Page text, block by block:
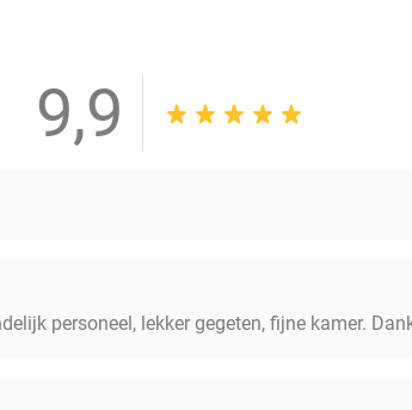
9,9
personeel, lekker gegeten, fijne kamer.